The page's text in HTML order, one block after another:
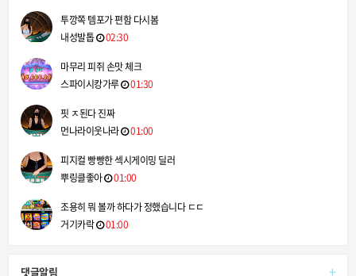
투깡쪽 템포가 편함 다시봄
내성발톱
02:30
마무리 피쥐 손맛 체크
스파이시캉가루
01:30
핏 ㅈ된다 진짜
먼나라이웃나라
01:00
피지컬 빵빵한 섹시게이밍 딜러
뿌링클좋아
01:00
조용히 뭐 볼까 하다가 정했습니다 ㄷㄷ
거기카락
01:00
+
댓글알림